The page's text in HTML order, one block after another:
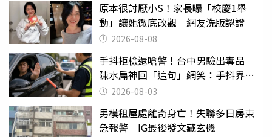
原本很討厭小S！家長曝「校慶1舉
動」讓她徹底改觀 網友洗版認證
2026-08-08
手抖拒檢還嗆警！台中男驗出毒品
陳水扁神回「這句」網笑：手抖界權
威 2026-08-03
男模租屋處離奇身亡！失聯多日房東
急報警 IG最後發文藏玄機